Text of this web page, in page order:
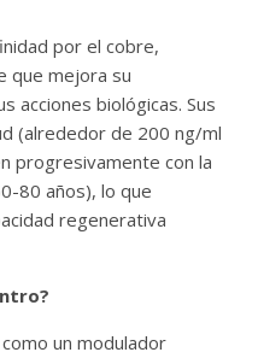
por el cobre,
que mejora su
acciones biológicas. Sus
(alrededor de 200 ng/ml
progresivamente con la
80 años), lo que
regenerativa
un modulador